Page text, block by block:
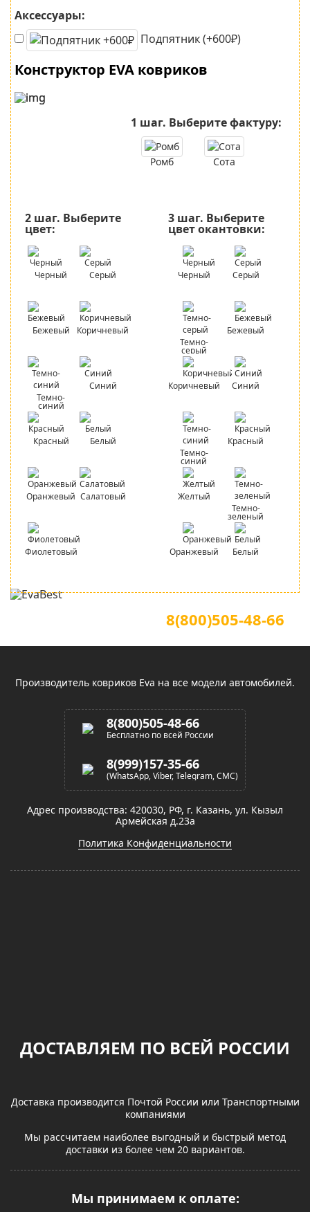
Аксессуары:
Подпятник (+600₽)
Конструктор EVA ковриков
1 шаг. Выберите фактуру:
Ромб Сота
2 шаг. Выберите
цвет:
Черный Серый
Бежевый Коричневый
Темно-
синий
Синий
Красный Белый
Оранжевый Салатовый
Фиолетовый
3 шаг. Выберите
цвет окантовки:
Черный Серый
Темно-
серый
Бежевый
Коричневый Синий
Темно-
синий
Красный
Желтый
Темно-
зеленый
Оранжевый Белый
8(800)505-48-66
Производитель ковриков Eva на все модели автомобилей.
8(800)505-48-66
Бесплатно по всей России
8(999)157-35-66
(WhatsApp, Viber, Telegram, СМС)
Адрес производства: 420030, РФ, г. Казань, ул. Кызыл
Армейская д.23а
Политика Конфиденциальности
ДОСТАВЛЯЕМ ПО ВСЕЙ РОССИИ
Доставка производится Почтой России или Транспортными
компаниями
Мы рассчитаем наиболее выгодный и быстрый метод
доставки из более чем 20 вариантов.
Мы принимаем к оплате: